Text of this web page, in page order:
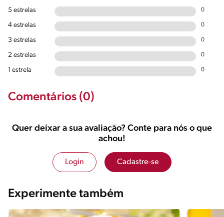
5 estrelas 0
4 estrelas 0
3 estrelas 0
2 estrelas 0
1 estrela 0
Comentários (0)
Quer deixar a sua avaliação? Conte para nós o que
achou!
Login Cadastre-se
Experimente também